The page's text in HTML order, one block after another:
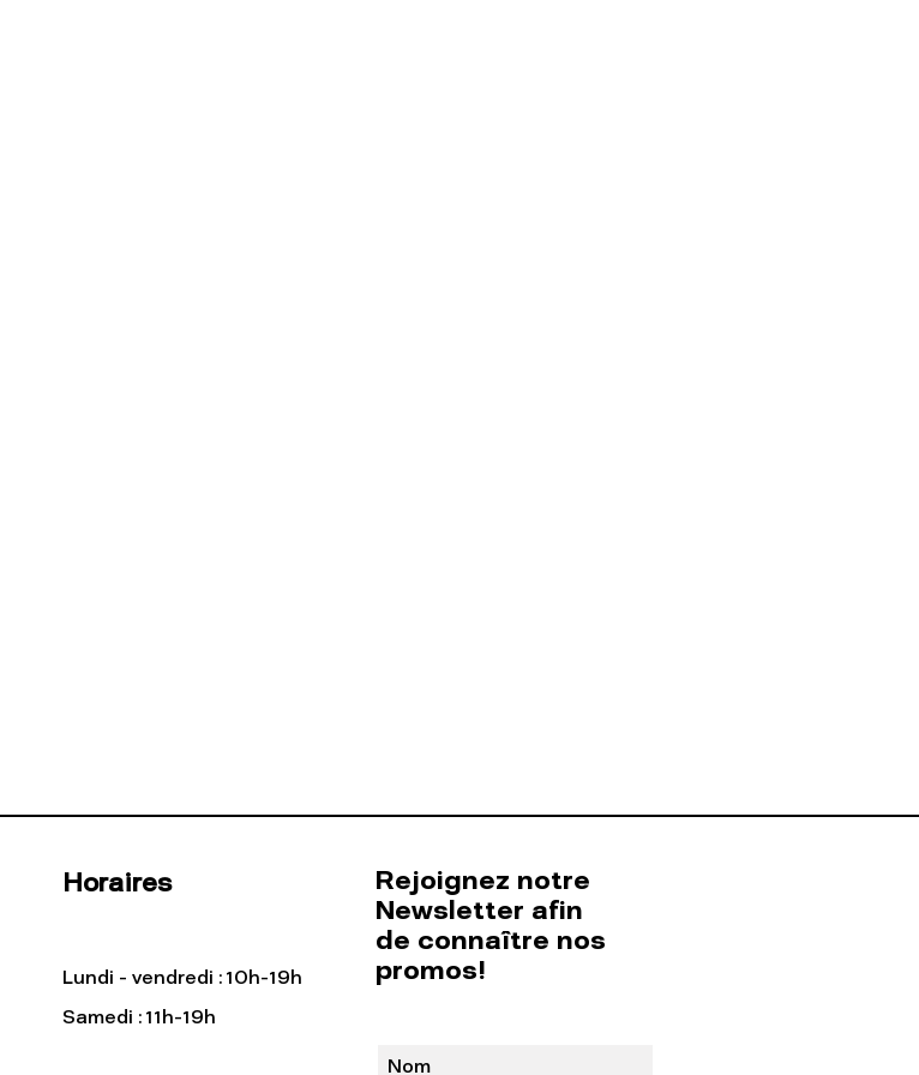
Horaires
Lundi - vendredi : 10h-19h
Samedi : 11h-19h
Rejoignez notre
Newsletter afin
de connaître nos
promos!